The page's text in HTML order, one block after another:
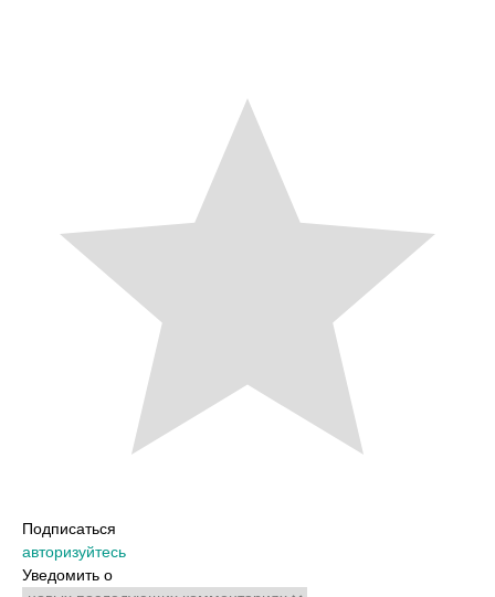
Подписаться
авторизуйтесь
Уведомить о